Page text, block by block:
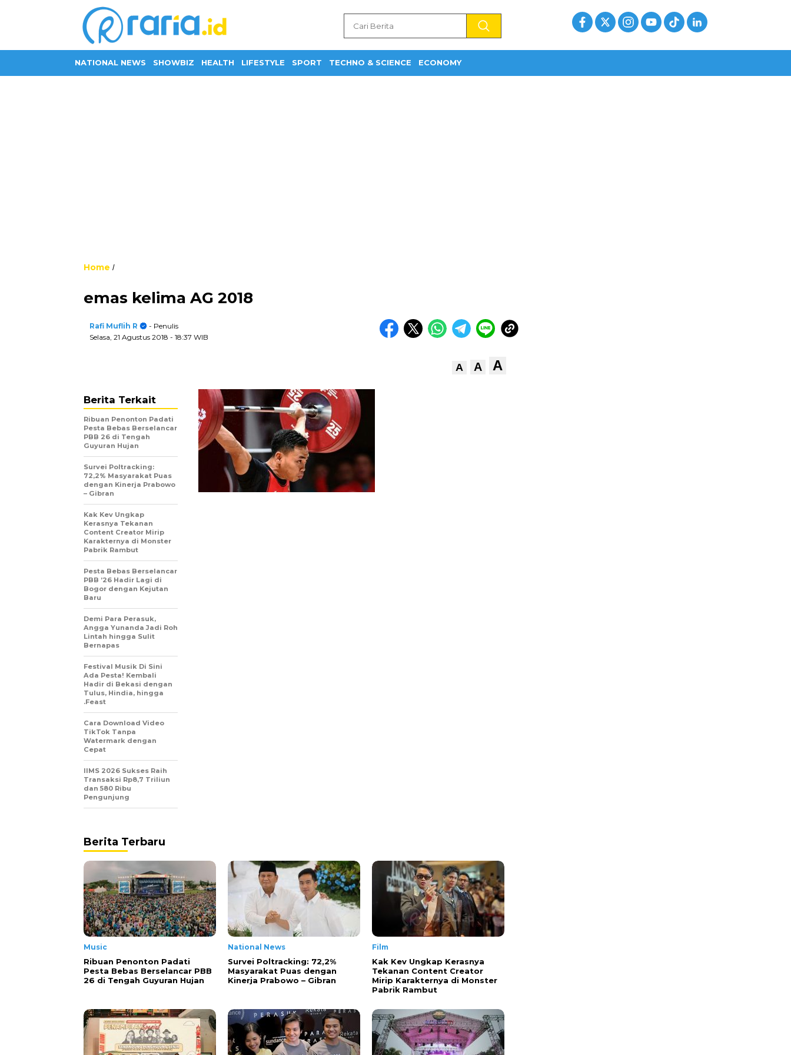
NATIONAL NEWS SHOWBIZ HEALTH LIFESTYLE SPORT TECHNO & SCIENCE ECONOMY
Home /
emas kelima AG 2018
Rafi Muflih R
- Penulis
Selasa, 21 Agustus 2018 - 18:37 WIB
A A A
Berita Terkait
Ribuan Penonton Padati
Pesta Bebas Berselancar
PBB 26 di Tengah
Guyuran Hujan
Survei Poltracking:
72,2% Masyarakat Puas
dengan Kinerja Prabowo
– Gibran
Kak Kev Ungkap
Kerasnya Tekanan
Content Creator Mirip
Karakternya di Monster
Pabrik Rambut
Pesta Bebas Berselancar
PBB ’26 Hadir Lagi di
Bogor dengan Kejutan
Baru
Demi Para Perasuk,
Angga Yunanda Jadi Roh
Lintah hingga Sulit
Bernapas
Festival Musik Di Sini
Ada Pesta! Kembali
Hadir di Bekasi dengan
Tulus, Hindia, hingga
.Feast
Cara Download Video
TikTok Tanpa
Watermark dengan
Cepat
IIMS 2026 Sukses Raih
Transaksi Rp8,7 Triliun
dan 580 Ribu
Pengunjung
Berita Terbaru
Music
Ribuan Penonton Padati
Pesta Bebas Berselancar PBB
26 di Tengah Guyuran Hujan
National News
Survei Poltracking: 72,2%
Masyarakat Puas dengan
Kinerja Prabowo – Gibran
Film
Kak Kev Ungkap Kerasnya
Tekanan Content Creator
Mirip Karakternya di Monster
Pabrik Rambut